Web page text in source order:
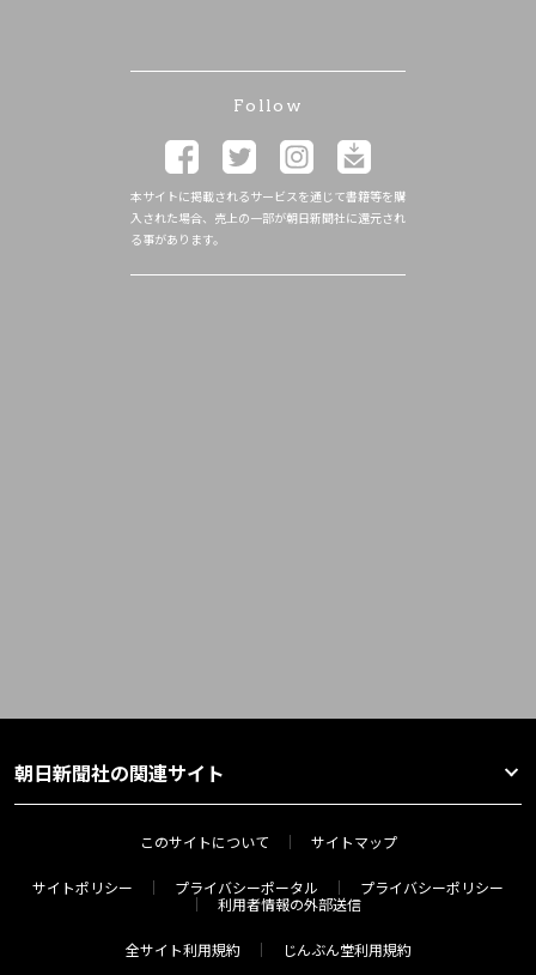
Follow
本サイトに掲載されるサービスを通じて書籍等を購
入された場合、売上の一部が朝日新聞社に還元され
る事があります。
朝日新聞社の関連サイト
このサイトについて サイトマップ
サイトポリシー プライバシーポータル
プライバシーポリシー
利用者情報の外部送信
全サイト利用規約 じんぶん堂利用規約